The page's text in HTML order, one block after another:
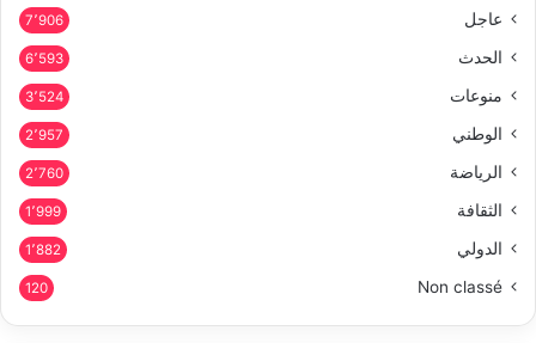
عاجل 7٬906
الحدث 6٬593
منوعات 3٬524
الوطني 2٬957
الرياضة 2٬760
الثقافة 1٬999
الدولي 1٬882
Non classé
120